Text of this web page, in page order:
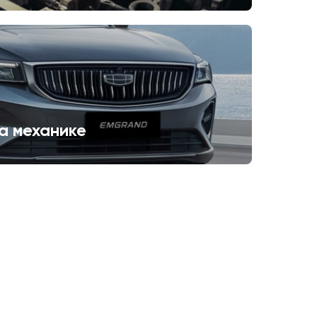
механике